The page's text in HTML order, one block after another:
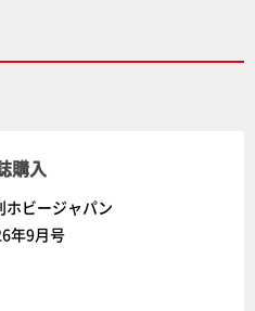
購入
ホビージャパン
年9月号